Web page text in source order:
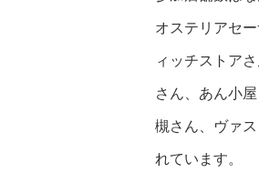
オステリアセ
ィッチストア
さん、 あん小
槻さん、ヴァ
れています。